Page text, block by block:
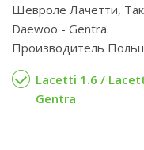
Шевроле Лачетти,
Daewoo - Gentra.
Производитель
Lacetti 1.6 /
Gentra